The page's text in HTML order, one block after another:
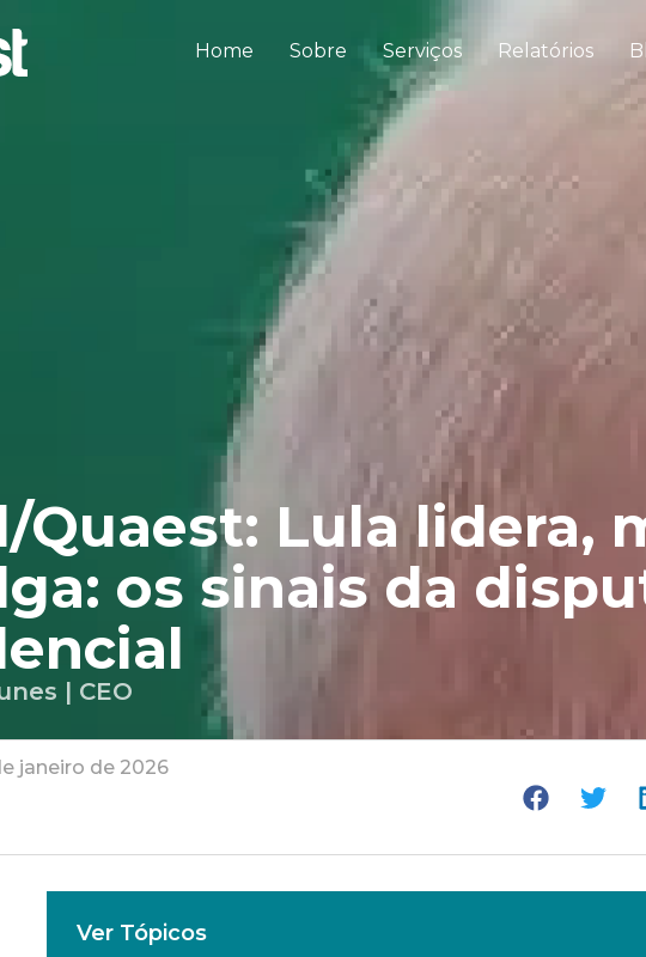
Home Sobre Serviços Relatórios
Quaest: Lula lidera,
os sinais da
| CEO
janeiro de 2026
Ver Tópicos